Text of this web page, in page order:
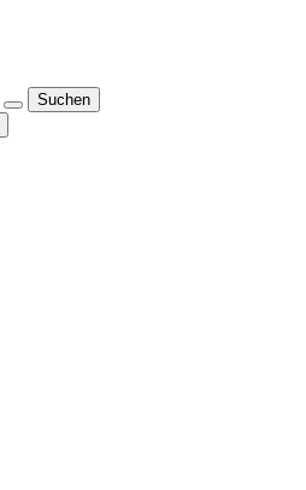
Suchen